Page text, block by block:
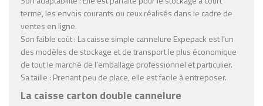
terme, les envois courants ou ceux réalisés dans le cadre de
ventes en ligne.
Son faible coût: Lacaisse simple cannelure Expepack est l’un
des modèles de stockage et de transport le plus économique
de tout le marché de l’emballage professionnel et particulier.
Sa taille : Prenant peu de place, elle est facile à entreposer.
La caisse carton double cannelure